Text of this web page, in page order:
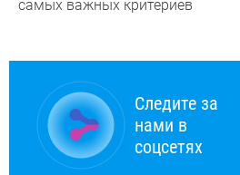
самых важных критериев
Следите за
нами в
соцсетях